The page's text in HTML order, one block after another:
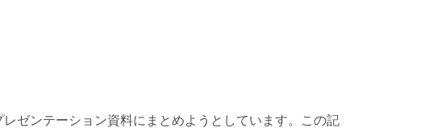
ゼンテーション資料にまとめようとしています。この記